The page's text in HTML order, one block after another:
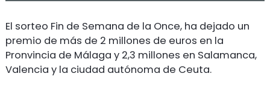
El sorteo Fin de Semana de la Once, ha dejado un
premio de más de 2 millones de euros en la
Pronvincia de Málaga y 2,3 millones en Salamanca,
Valencia y la ciudad autónoma de Ceuta.